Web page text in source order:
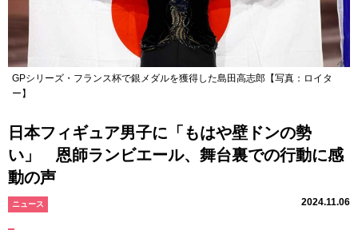
GPシリーズ・フランス杯で銀メダルを獲得した島田高志郎【写真：ロイタ
ー】
日本フィギュア男子に「もはや壁ドンの勢
い」 恩師ランビエール、舞台裏での行動に感
動の声
ニュース 2024.11.06